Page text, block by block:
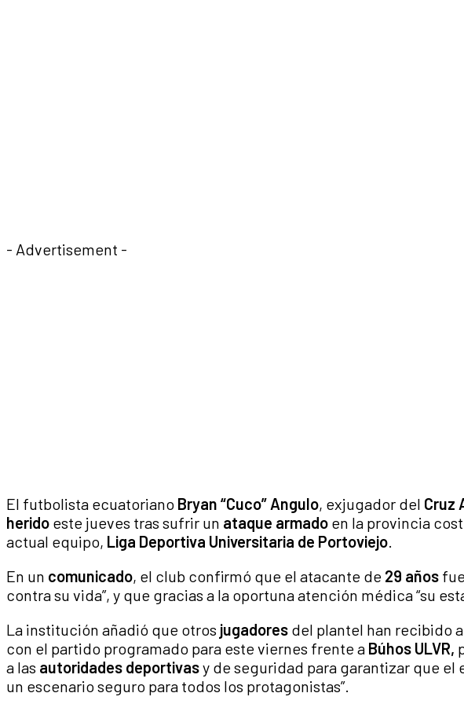
- Advertisement -
El futbolista ecuatoriano Bryan “Cuco” Angulo, exjugador del Cruz
herido este jueves tras sufrir un ataque armado en la provincia
actual equipo, Liga Deportiva Universitaria de Portoviejo.
En un comunicado, el club confirmó que el atacante de 29 años
contra su vida”, y que gracias a la oportuna atención médica “su
La institución añadió que otros jugadores del plantel han recibido
con el partido programado para este viernes frente a Búhos ULVR,
a las autoridades deportivasy de seguridad para garantizar que el
un escenario seguro para todos los protagonistas”.